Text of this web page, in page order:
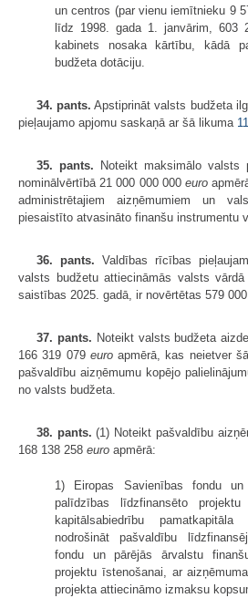
un centros (par vienu iemītnieku 9
līdz 1998. gada 1. janvārim, 603
kabinets nosaka kārtību, kādā
budžeta dotāciju.
34. pants. Apstiprināt valsts budžeta
pieļaujamo apjomu saskaņā ar šā likuma
35. pants. Noteikt maksimālo valsts
nominālvērtībā 21 000 000 000 euro
administrētajiem aizņēmumiem un
piesaistīto atvasināto finanšu instrumentu
36. pants. Valdības rīcības
valsts budžetu attiecināmās valsts
saistības 2025. gadā, ir novērtētas 579 000
37. pants. Noteikt valsts budžeta
166 319 079 euroapmērā, kas neietver
pašvaldību aizņēmumu kopējo
no valsts budžeta.
38. pants. (1) Noteikt pašvaldību
168 138 258 euro apmērā:
1) Eiropas Savienības fondu
palīdzības līdzfinansēto
kapitālsabiedrību
nodrošināt pašvaldību
fondu un pārējās ārvalstu
projektu īstenošanai, ar
projekta attiecināmo izmaksu